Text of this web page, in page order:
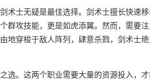
术士无疑是最佳选择。剑术士擅长快速
群攻技能，更是如虎添翼。然而，需要
地穿梭于敌人阵列，肆意杀戮，剑术士绝
选。这两个职业需要大量的资源投入，